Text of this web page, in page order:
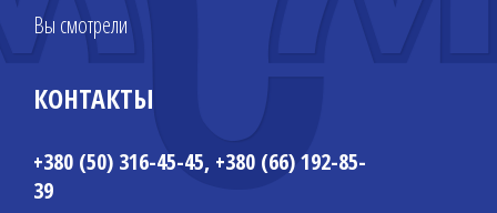
Вы смотрели
КОНТАКТЫ
+380 (50) 316-45-45, +380 (66) 192-85-
39